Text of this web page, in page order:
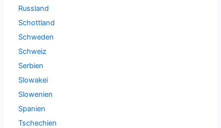
Russland
Schottland
Schweden
Schweiz
Serbien
Slowakei
Slowenien
Spanien
Tschechien